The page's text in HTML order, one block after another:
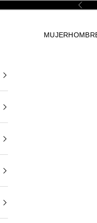
Anterior
MUJER